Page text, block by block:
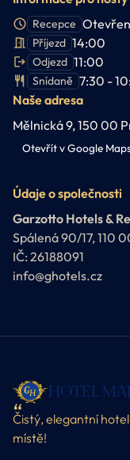
Recepce
Příjezd 14:00
Odjezd 11:00
Snídaně 7:30 -
Naše adresa
Mělnická 9, 150 00
Otevřít v Google
Údaje o společnosti
Garzotto Hotels &
Spálená 90/17, 110
IČ: 26188091
info@ghotels.cz
HOTEL
Čistý, elegantní
místě!